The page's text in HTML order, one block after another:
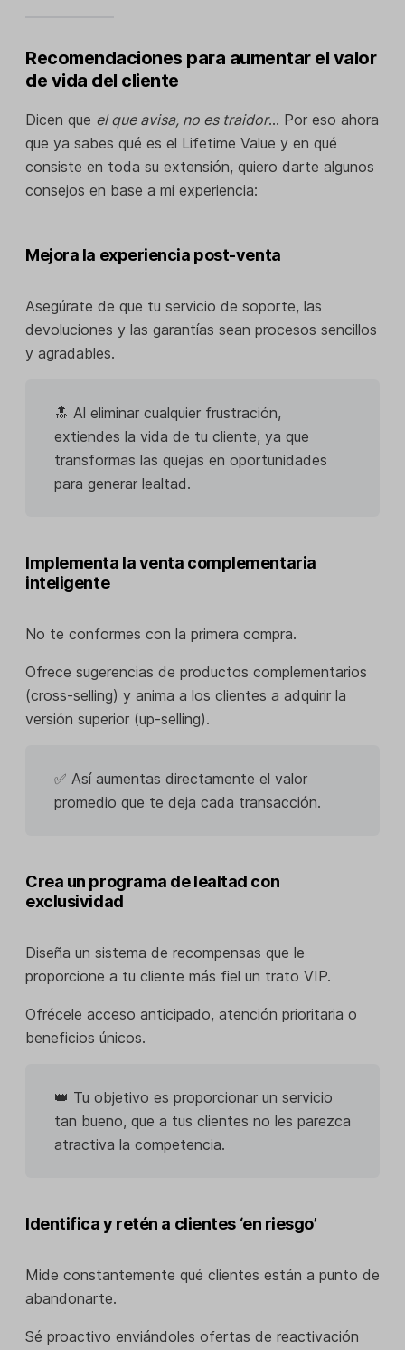
Recomendaciones para aumentar el valor
de vida del cliente
Dicen que el que avisa, no es traidor… Por eso ahora
que ya sabes qué es el Lifetime Value y en qué
consiste en toda su extensión, quiero darte algunos
consejos en base a mi experiencia:
Mejora la experiencia post-venta
Asegúrate de que tu servicio de soporte, las
devoluciones y las garantías sean procesos sencillos
y agradables.
🔝 Al eliminar cualquier frustración,
extiendes la vida de tu cliente, ya que
transformas las quejas en oportunidades
para generar lealtad.
Implementa la venta complementaria
inteligente
No te conformes con la primera compra.
Ofrece sugerencias de productos complementarios
(cross-selling) y anima a los clientes a adquirir la
versión superior (up-selling).
✅ Así aumentas directamente el valor
promedio que te deja cada transacción.
Crea un programa de lealtad con
exclusividad
Diseña un sistema de recompensas que le
proporcione a tu cliente más fiel un trato VIP.
Ofrécele acceso anticipado, atención prioritaria o
beneficios únicos.
👑 Tu objetivo es proporcionar un servicio
tan bueno, que a tus clientes no les parezca
atractiva la competencia.
Identifica y retén a clientes ‘en riesgo’
Mide constantemente qué clientes están a punto de
abandonarte.
Sé proactivo enviándoles ofertas de reactivación